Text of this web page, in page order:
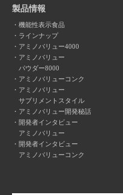
製品情報
機能性表示食品
ラインナップ
アミノバリュー4000
アミノバリュー
パウダー8000
アミノバリューコンク
アミノバリュー
サプリメントスタイル
アミノバリュー開発秘話
開発者インタビュー
アミノバリュー
開発者インタビュー
アミノバリューコンク